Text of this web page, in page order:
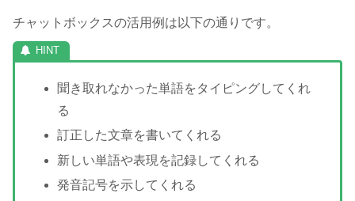
チャットボックスの活用例は以下の通りです。
聞き取れなかった単語をタイピングしてくれ
る
訂正した文章を書いてくれる
新しい単語や表現を記録してくれる
発音記号を示してくれる